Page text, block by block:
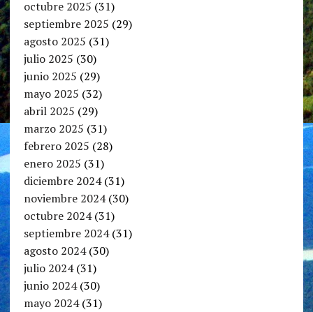
octubre 2025 (31)
septiembre 2025 (29)
agosto 2025 (31)
julio 2025 (30)
junio 2025 (29)
mayo 2025 (32)
abril 2025 (29)
marzo 2025 (31)
febrero 2025 (28)
enero 2025 (31)
diciembre 2024(31)
noviembre 2024(30)
octubre 2024(31)
septiembre 2024(31)
agosto 2024(30)
julio 2024(31)
junio 2024(30)
mayo 2024(31)